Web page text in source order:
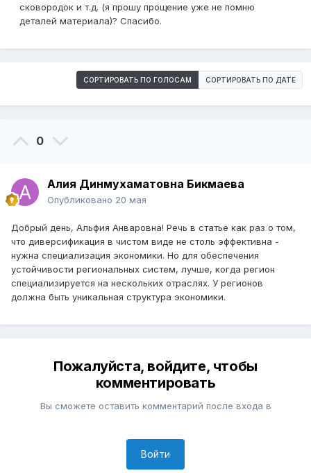
сковородок и т.д. (я прошу прощение уже не помню
деталей материала)? Спасибо.
СОРТИРОВАТЬ ПО ГОЛОСАМ СОРТИРОВАТЬ ПО ДАТЕ
0
Алия Динмухаматовна Бикмаева
Опубликовано 20 мая
Добрый день, Альфия Анваровна! Речь в статье как раз о том,
что диверсификация в чистом виде не столь эффективна -
нужна специализация экономики. Но для обеспечения
устойчивости региональных систем, лучше, когда регион
специализируется на нескольких отраслях. У регионов
должна быть уникальная структура экономики.
Пожалуйста, войдите, чтобы
комментировать
Вы сможете оставить комментарий после входа в
Войти